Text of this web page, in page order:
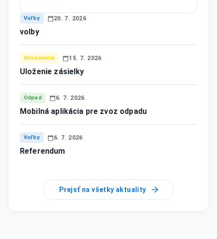
Voľby 20. 7. 2026
volby
Oznámenie 15. 7. 2026
Uloženie zásielky
Odpad 6. 7. 2026
Mobilná aplikácia pre zvoz odpadu
Voľby 6. 7. 2026
Referendum
Prejsť na všetky aktuality